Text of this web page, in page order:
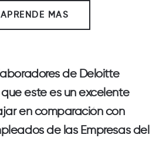
APRENDE MAS
de Deloitte
este es un excelente
en comparación con
de las Empresas del